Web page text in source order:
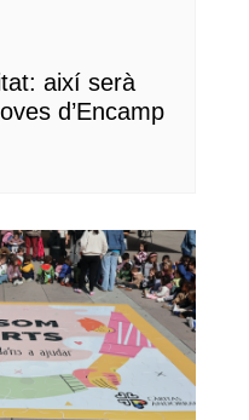
així serà
d’Encamp